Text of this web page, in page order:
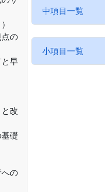
の
早
改
礎
の
中項目一覧
小項目一覧